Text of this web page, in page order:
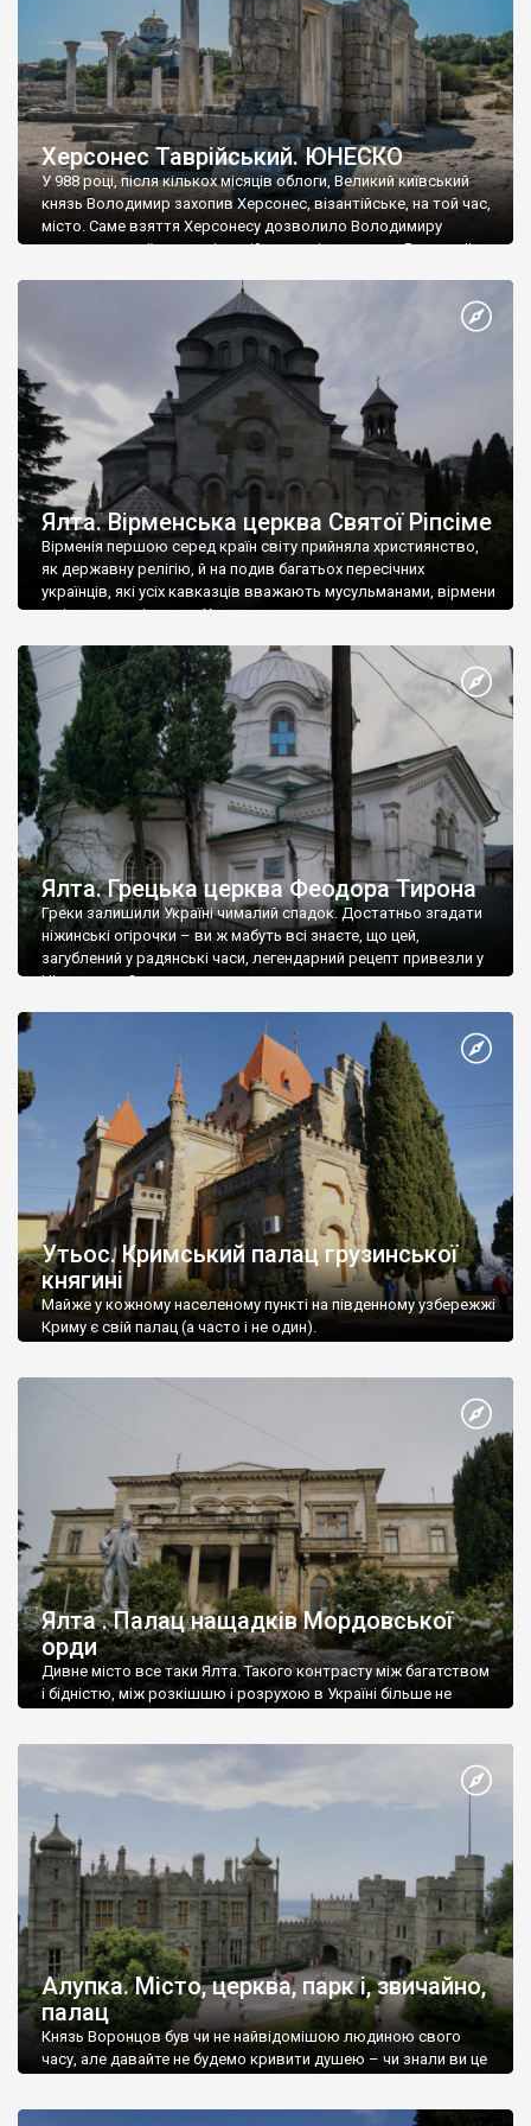
Херсонес Таврійський. ЮНЕСКО
У 988 році, після кількох місяців облоги, Великий київський
князь Володимир захопив Херсонес, візантійське, на той час,
місто. Саме взяття Херсонесу дозволило Володимиру
диктувати свої умови візантійському імператору Василю ІІ, та
Херсонесі Володимир-язичник, став Василем-християнином.
А потім було Хрещення Русі. На честь Херсонесу Таврійського
Ялта. Вірменська церква Святої Ріпсіме
Вірменія першою серед країн світу прийняла християнство,
як державну релігію, й на подив багатьох пересічних
українців, які усіх кавказців вважають мусульманами, вірмени
є відданими вірянами Христа
Ялта. Грецька церква Феодора Тирона
Греки залишили Україні чималий спадок. Достатньо згадати
ніжинські огірочки – ви ж мабуть всі знаєте, що цей,
загублений у радянські часи, легендарний рецепт привезли у
Ніжин греки?
Утьос. Кримський палац грузинської
княгині
Майже у кожному населеному пункті на південному узбережжі
Криму є свій палац (а часто і не один).
Ялта . Палац нащадків Мордовської
орди
Дивне місто все таки Ялта. Такого контрасту між багатством
і бідністю, між розкішшю і розрухою в Україні більше не
Алупка. Місто, церква, парк і, звичайно,
палац
Князь Воронцов був чи не найвідомішою людиною свого
часу, але давайте не будемо кривити душею – чи знали ви це